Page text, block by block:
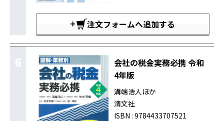
注文フォームへ追加する
6
会社の税金実務必携 令和
4年版
溝端浩人ほか
清文社
ISBN : 9784433707521